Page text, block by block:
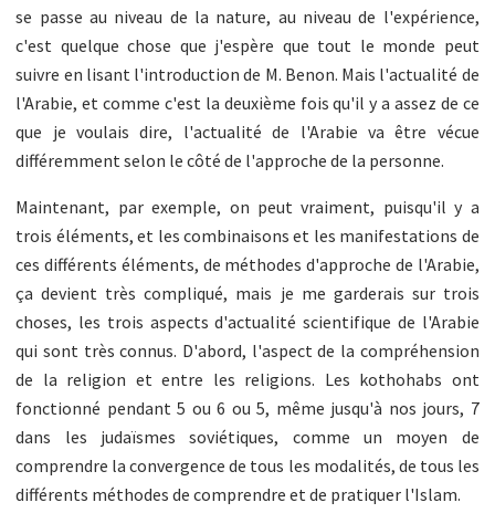
se passe au niveau de la nature, au niveau de l'expérience,
c'est quelque chose que j'espère que tout le monde peut
suivre en lisant l'introduction de M. Benon. Mais l'actualité de
l'Arabie, et comme c'est la deuxième fois qu'il y a assez de ce
que je voulais dire, l'actualité de l'Arabie va être vécue
différemment selon le côté de l'approche de la personne.
Maintenant, par exemple, on peut vraiment, puisqu'il y a
trois éléments, et les combinaisons et les manifestations de
ces différents éléments, de méthodes d'approche de l'Arabie,
ça devient très compliqué, mais je me garderais sur trois
choses, les trois aspects d'actualité scientifique de l'Arabie
qui sont très connus. D'abord, l'aspect de la compréhension
de la religion et entre les religions. Les kothohabs ont
fonctionné pendant 5 ou 6 ou 5, même jusqu'à nos jours, 7
dans les judaïsmes soviétiques, comme un moyen de
comprendre la convergence de tous les modalités, de tous les
différents méthodes de comprendre et de pratiquer l'Islam.